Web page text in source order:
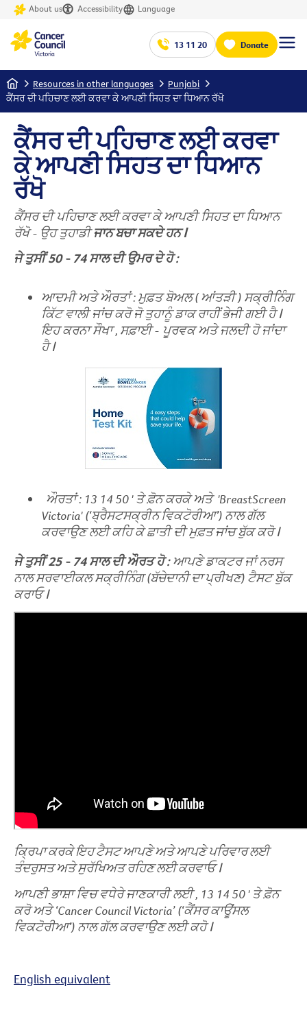
About us Accessibility Language
13 11 20 Donate
Home Resources in other languages
Punjabi
ਕੈਂਸਰ ਦੀ ਪਹਿਚਾਣ ਲਈ ਕਰਵਾ ਕੇ ਆਪਣੀ ਸਿਹਤ ਦਾ ਧਿਆਨ ਰੱਖੋ
ਕੈਂਸਰ ਦੀ ਪਹਿਚਾਣ ਲਈ ਕਰਵਾ
ਕੇ ਆਪਣੀ ਸਿਹਤ ਦਾ ਧਿਆਨ
ਰੱਖੋ
ਕੈਂਸਰ ਦੀ ਪਹਿਚਾਣ ਲਈ ਕਰਵਾ ਕੇ ਆਪਣੀ ਸਿਹਤ ਦਾ ਧਿਆਨ
ਰੱਖੋ - ਉਹ ਤੁਹਾਡੀ ਜਾਨਬਚਾਸਕਦੇ ਹਨꓲ
ਜੇ ਤੁਸੀਂ50 - 74ਸਾਲਦੀ ਉਮਰਦੇ ਹੋ:
ਆਦਮੀ ਅਤੇ ਔਰਤਾਂ:ਮੁਫ਼ਤ ਬੋਅਲ ( ਆਂਤੜੀ ) ਸਕ੍ਰੀਨਿੰਗ
ਕਿੱਟ ਵਾਲੀ ਜਾਂਚ ਕਰੋ ਜੋ ਤੁਹਾਨੂੰ ਡਾਕ ਰਾਹੀਂਭੇਜੀ ਗਈ ਹੈ ꓲ
ਇਹ ਕਰਨਾ ਸੌਖਾ , ਸਫ਼ਾਈ - ਪੂਰਵਕ ਅਤੇ ਜਲਦੀ ਹੋ ਜਾਂਦਾ
ਹੈ ꓲ
ਔਰਤਾਂ: 13 14 50 ' ਤੇਫ਼ੋਨ ਕਰਕੇ ਅਤੇ 'BreastScreen
Victoria' (‘ਬ੍ਰੈਸਟਸਕ੍ਰੀਨ ਵਿਕਟੋਰੀਆ’) ਨਾਲ ਗੱਲ
ਕਰਵਾਉਣ ਲਈ ਕਹਿ ਕੇ ਛਾਤੀ ਦੀ ਮੁਫ਼ਤ ਜਾਂਚ ਬੁੱਕ ਕਰੋ ꓲ
ਜੇ ਤੁਸੀਂ25 - 74ਸਾਲਦੀ ਔਰਤ ਹੋ: ਆਪਣੇ ਡਾਕਟਰ ਜਾਂ ਨਰਸ
ਨਾਲ ਸਰਵਾਈਕਲ ਸਕ੍ਰੀਨਿੰਗ (ਬੱਚੇਦਾਨੀ ਦਾ ਪ੍ਰੀਖਣ) ਟੈਸਟ ਬੁੱਕ
ਕਰਾਓ ꓲ
ਕ੍ਰਿਪਾ ਕਰਕੇ ਇਹ ਟੈਸਟ ਆਪਣੇ ਅਤੇ ਆਪਣੇ ਪਰਿਵਾਰ ਲਈ
ਤੰਦਰੁਸਤ ਅਤੇ ਸੁਰੱਖਿਅਤ ਰਹਿਣ ਲਈ ਕਰਵਾਓ ꓲ
ਆਪਣੀ ਭਾਸ਼ਾ ਵਿਚ ਵਧੇਰੇ ਜਾਣਕਾਰੀ ਲਈ , 13 14 50 ' ਤੇਫ਼ੋਨ
ਕਰੋ ਅਤੇ ‘Cancer Council Victoria’ (‘ਕੈਂਸਰ ਕਾਊਂਸਲ
ਵਿਕਟੋਰੀਆ’) ਨਾਲ ਗੱਲ ਕਰਵਾਉਣ ਲਈ ਕਹੋ ꓲ
English equivalent